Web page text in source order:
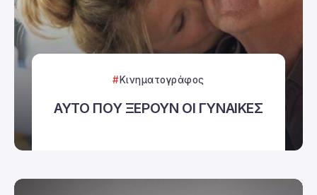
Κινηματογράφος
ΑΥΤΟ ΠΟΥ ΞΕΡΟΥΝ ΟΙ ΓΥΝΑΙΚΕΣ